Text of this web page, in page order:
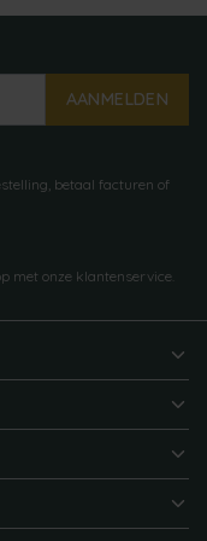
AANMELDEN
betaal facturen of
met onze klantenservice.